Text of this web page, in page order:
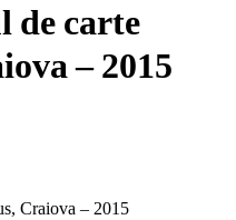
de carte
– 2015
Craiova – 2015